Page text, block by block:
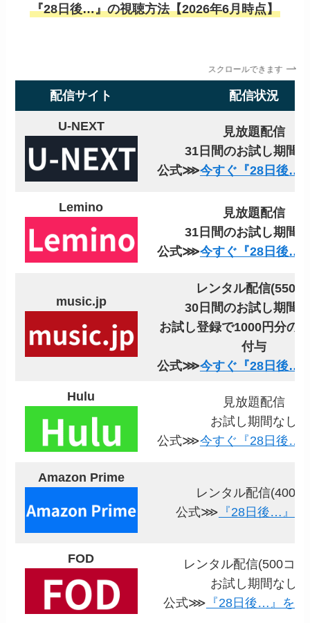
『28日後…』の視聴方法【2026年6月時点】
スクロールできます
配信サイト 配信状況
U-NEXT
見放題配信
31日間のお試し期間
公式⋙今すぐ『28日後…
Lemino
見放題配信
31日間のお試し期間
公式⋙今すぐ『28日後…
music.jp
レンタル配信(550
30日間のお試し期間
お試し登録で1000円分の
付与
公式⋙今すぐ『28日後…
Hulu
見放題配信
お試し期間なし
公式⋙今すぐ『28日後…
Amazon Prime
レンタル配信(400
公式⋙ 『28日後…』
FOD
レンタル配信(500コ
お試し期間なし
公式⋙ 『28日後…』を